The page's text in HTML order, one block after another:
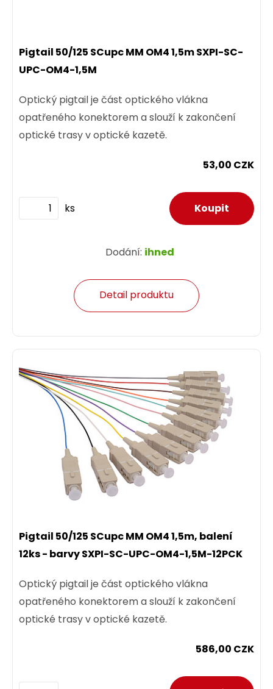
Pigtail 50/125 SCupc MM OM4 1,5m SXPI-SC-
UPC-OM4-1,5M
Optický pigtail je část optického vlákna
opatřeného konektorem a slouží k zakončení
optické trasy v optické kazetě.
53,00 CZK
ks
Dodání: ihned
Detail produktu
Pigtail 50/125 SCupc MM OM4 1,5m, balení
12ks - barvy SXPI-SC-UPC-OM4-1,5M-12PCK
Optický pigtail je část optického vlákna
opatřeného konektorem a slouží k zakončení
optické trasy v optické kazetě.
586,00 CZK